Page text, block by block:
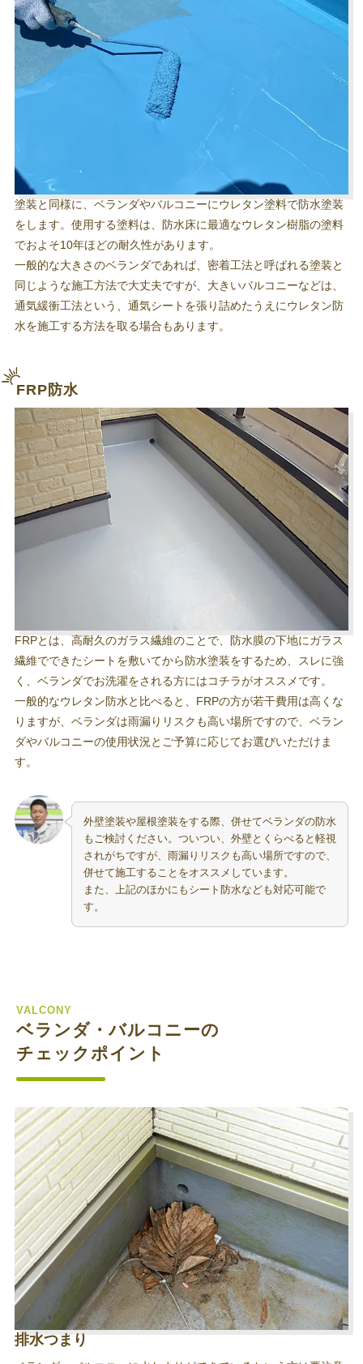
塗装と同様に、ベランダやバルコニーにウレタン塗料で防水塗装
をします。使用する塗料は、防水床に最適なウレタン樹脂の塗料
でおよそ10年ほどの耐久性があります。
一般的な大きさのベランダであれば、密着工法と呼ばれる塗装と
同じような施工方法で大丈夫ですが、大きいバルコニーなどは、
通気緩衝工法という、通気シートを張り詰めたうえにウレタン防
水を施工する方法を取る場合もあります。
FRP防水
FRPとは、高耐久のガラス繊維のことで、防水膜の下地にガラス
繊維でできたシートを敷いてから防水塗装をするため、スレに強
く、ベランダでお洗濯をされる方にはコチラがオススメです。
一般的なウレタン防水と比べると、FRPの方が若干費用は高くな
りますが、ベランダは雨漏りリスクも高い場所ですので、ベラン
ダやバルコニーの使用状況とご予算に応じてお選びいただけま
す。
外壁塗装や屋根塗装をする際、併せてベランダの防水
もご検討ください。ついつい、外壁とくらべると軽視
されがちですが、雨漏りリスクも高い場所ですので、
併せて施工することをオススメしています。
また、上記のほかにもシート防水なども対応可能で
す。
VALCONY
ベランダ・バルコニーの
チェックポイント
排水つまり